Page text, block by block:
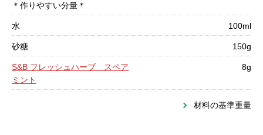
＊作りやすい分量＊
水 100ml
砂糖 150g
S&B フレッシュハーブ スペア
ミント
8g
材料の基準重量